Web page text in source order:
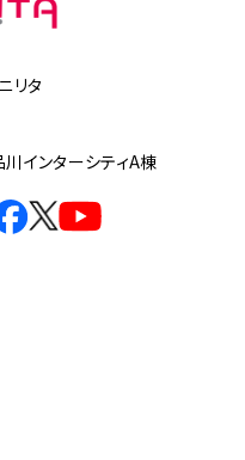
リタ
インターシティA棟